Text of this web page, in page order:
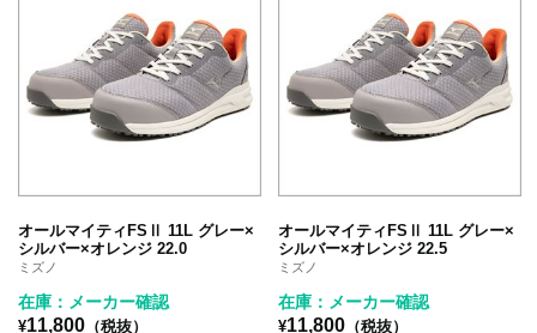
オールマイティFSⅡ 11L グレー×
シルバー×オレンジ 22.0
ミズノ
在庫：メーカー確認
¥11,800 （税抜）
オールマイティFSⅡ 11L グレー×
シルバー×オレンジ 22.5
ミズノ
在庫：メーカー確認
¥11,800 （税抜）